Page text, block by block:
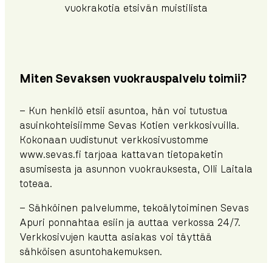
vuokrakotia etsivän muistilista
Miten Sevaksen vuokrauspalvelu toimii?
– Kun henkilö etsii asuntoa, hän voi tutustua
asuinkohteisiimme Sevas Kotien verkkosivuilla.
Kokonaan uudistunut verkkosivustomme
www.sevas.fi tarjoaa kattavan tietopaketin
asumisesta ja asunnon vuokrauksesta, Olli Laitala
toteaa.
– Sähköinen palvelumme, tekoälytoiminen Sevas
Apuri ponnahtaa esiin ja auttaa verkossa 24/7.
Verkkosivujen kautta asiakas voi täyttää
sähköisen asuntohakemuksen.